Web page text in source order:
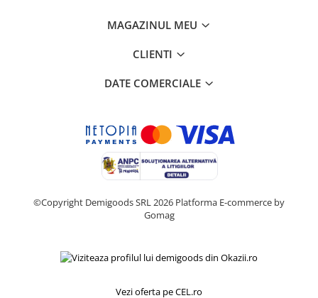
MAGAZINUL MEU
CLIENTI
DATE COMERCIALE
©Copyright Demigoods SRL 2026 Platforma E-commerce by
Gomag
Vezi oferta pe CEL.ro